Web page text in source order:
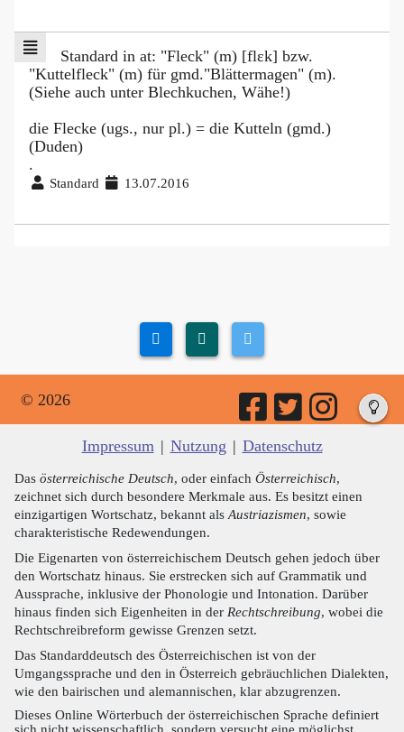
Standard in at: "Fleck" (m) [flɛk] bzw.
"Kuttelfleck" (m) für gmd."Blättermagen" (m).
(Siehe auch unter Blechkuchen, Wähe!)
die Flecke (ugs., nur pl.) = die Kutteln (gmd.)
(Duden)
.
Standard 13.07.2016
© 2026
Impressum | Nutzung | Datenschutz
Das österreichische Deutsch, oder einfach Österreichisch,
zeichnet sich durch besondere Merkmale aus. Es besitzt einen
einzigartigen Wortschatz, bekannt alsAustriazismen, sowie
charakteristische Redewendungen.
Die Eigenarten von österreichischem Deutsch gehen jedoch über
den Wortschatz hinaus. Sie erstrecken sich auf Grammatik und
Aussprache, inklusive der Phonologie und Intonation. Darüber
hinaus finden sich Eigenheiten in der Rechtschreibung, wobei die
Rechtschreibreform gewisse Grenzen setzt.
Das Standarddeutsch des Österreichischen ist von der
Umgangssprache und den in Österreich gebräuchlichen Dialekten,
wie den bairischen und alemannischen, klar abzugrenzen.
Dieses Online Wörterbuch der österreichischen Sprache definiert